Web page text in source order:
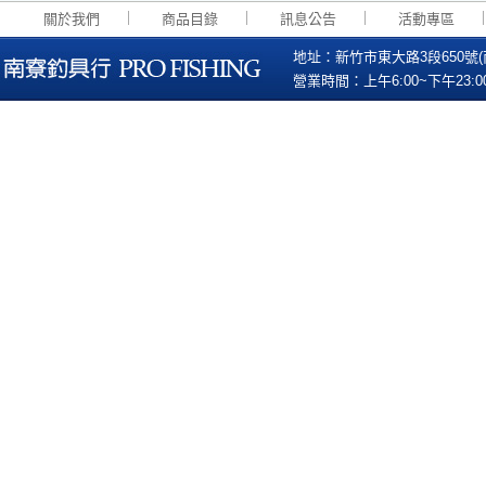
關於我們 商品目錄 訊息公告 活動專區
地址：新竹市東大路3段650
營業時間：上午6:00~下午